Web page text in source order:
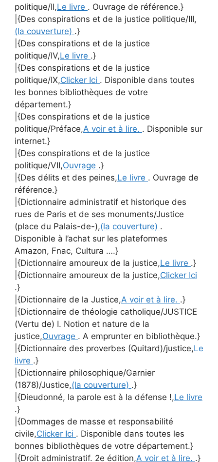
politique/II,Le livre . Ouvrage de référence.}
|{Des conspirations et de la justice politique/III,
(la couverture) .}
|{Des conspirations et de la justice
politique/IV,Le livre .}
|{Des conspirations et de la justice
politique/IX,Clicker Ici . Disponible dans toutes
les bonnes bibliothèques de votre
département.}
|{Des conspirations et de la justice
politique/Préface,A voir et à lire. . Disponible sur
internet.}
|{Des conspirations et de la justice
politique/VII,Ouvrage .}
|{Des délits et des peines,Le livre . Ouvrage de
référence.}
|{Dictionnaire administratif et historique des
rues de Paris et de ses monuments/Justice
(place du Palais-de-),(la couverture) .
Disponible à l’achat sur les plateformes
Amazon, Fnac, Cultura ….}
|{Dictionnaire amoureux de la justice,Le livre .}
|{Dictionnaire amoureux de la justice,Clicker Ici
.}
|{Dictionnaire de la Justice,A voir et à lire. .}
|{Dictionnaire de théologie catholique/JUSTICE
(Vertu de) I. Notion et nature de la
justice,Ouvrage . A emprunter en bibliothèque.}
|{Dictionnaire des proverbes (Quitard)/justice,Le
livre .}
|{Dictionnaire philosophique/Garnier
(1878)/Justice,(la couverture) .}
|{Dieudonné, la parole est à la défense !,Le livre
.}
|{Dommages de masse et responsabilité
civile,Clicker Ici . Disponible dans toutes les
bonnes bibliothèques de votre département.}
|{Droit administratif. 2e édition,A voir et à lire. .}